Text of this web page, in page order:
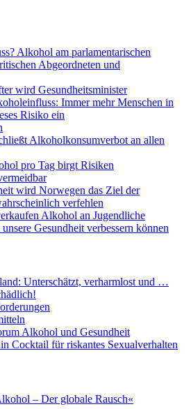
Alkohol am parlamentarischen
Abgeordneten und
wird Gesundheitsminister
Immer mehr Menschen in
Risiko ein
Alkoholkonsumverbot an allen
pro Tag birgt Risiken
wird Norwegen das Ziel der
verfehlen
Alkohol an Jugendliche
Gesundheit verbessern können
Unterschätzt, verharmlost und …
Alkohol und Gesundheit
Cocktail für riskantes Sexualverhalten
– Der globale Rausch«